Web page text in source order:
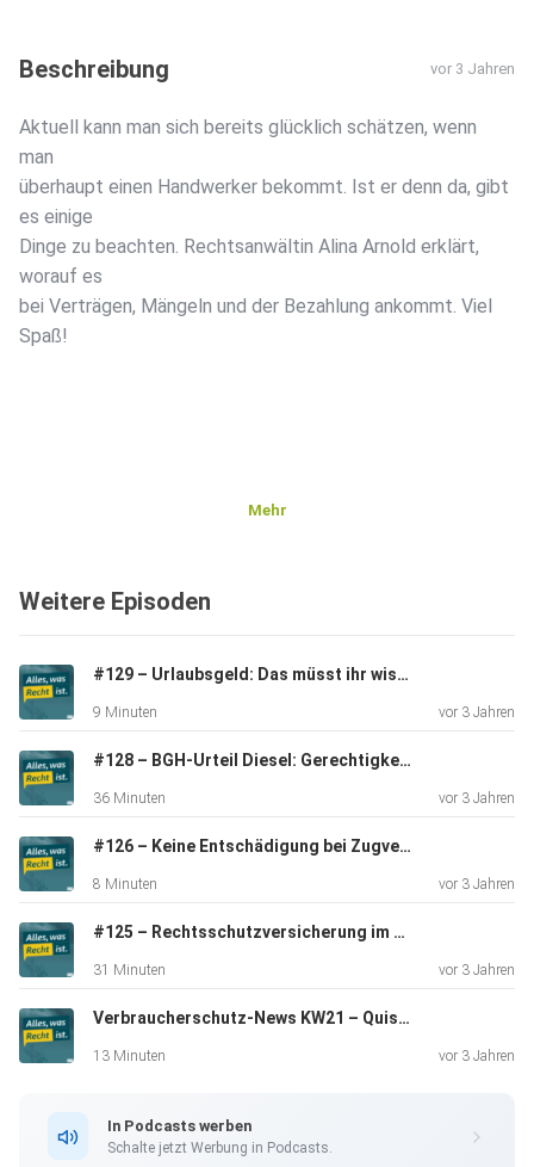
Beschreibung vor 3 Jahren
Aktuell kann man sich bereits glücklich schätzen, wenn
man
überhaupt einen Handwerker bekommt. Ist er denn da, gibt
es einige
Dinge zu beachten. Rechtsanwältin Alina Arnold erklärt,
worauf es
bei Verträgen, Mängeln und der Bezahlung ankommt. Viel
Spaß!
Mehr
Weitere Episoden
#129 – Urlaubsgeld: Das müsst ihr wissen!
9 Minuten vor 3 Jahren
#128 – BGH-Urteil Diesel: Gerechtigkeit oder Mogelpackung?
36 Minuten vor 3 Jahren
#126 – Keine Entschädigung bei Zugverspätung mehr?
8 Minuten vor 3 Jahren
#125 – Rechtsschutzversicherung im Dieselskandal
31 Minuten vor 3 Jahren
Verbraucherschutz-News KW21 – Quishing: So funktioniert die Betrugsmasche
13 Minuten vor 3 Jahren
In Podcasts werben
Schalte jetzt Werbung in Podcasts.